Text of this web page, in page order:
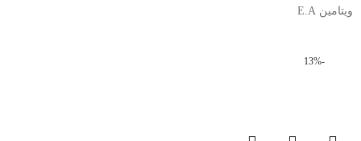
ویتامین E.A
-13%